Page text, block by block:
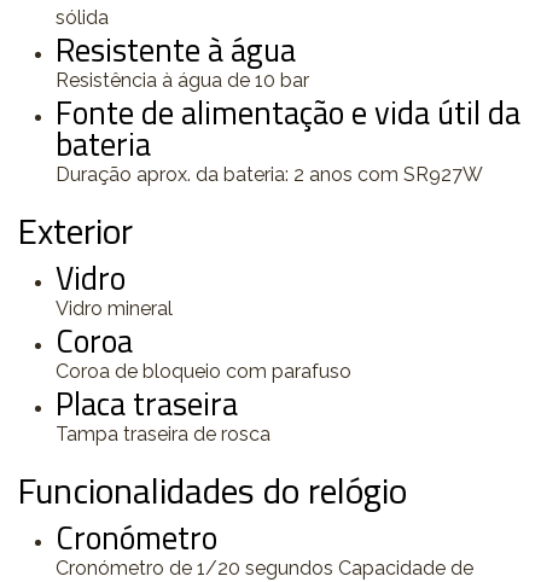
sólida
Resistente à água
Resistência à água de 10 bar
Fonte de alimentação e vida útil da
bateria
Duração aprox. da bateria: 2 anos com SR927W
Exterior
Vidro
Vidro mineral
Coroa
Coroa de bloqueio com parafuso
Placa traseira
Tampa traseira de rosca
Funcionalidades do relógio
Cronómetro
Cronómetro de 1/20 segundos Capacidade de